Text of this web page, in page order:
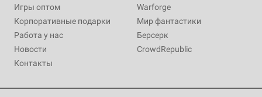
Игры оптом
Корпоративные подарки
Работа у нас
Новости
Контакты
Warforge
Мир фантастики
Берсерк
CrowdRepublic